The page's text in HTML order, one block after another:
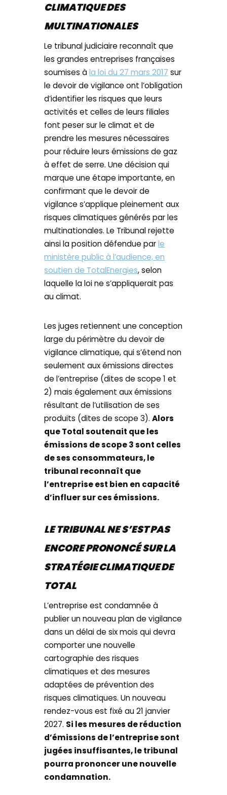
CLIMATIQUE DES
MULTINATIONALES
Le tribunal judiciaire reconnaît que
les grandes entreprises françaises
soumises àla loi du 27 mars 2017 sur
le devoir de vigilance ont l’obligation
d’identifier les risques que leurs
activités et celles de leurs filiales
font peser sur le climat et de
prendre les mesures nécessaires
pour réduire leurs émissions de gaz
à effet de serre. Une décision qui
marque une étape importante, en
confirmant que le devoir de
vigilance s’applique pleinement aux
risques climatiques générés par les
multinationales. Le Tribunal rejette
ainsi la position défendue parle
ministère public à l’audience, en
soutien de TotalEnergies, selon
laquelle la loi ne s’appliquerait pas
au climat.
Les juges retiennent une conception
large du périmètre du devoir de
vigilance climatique, qui s’étend non
seulement aux émissions directes
de l’entreprise (dites de scope 1 et
2) mais également aux émissions
résultant de l’utilisation de ses
produits (dites de scope 3).Alors
que Total soutenait que les
émissions de scope 3 sont celles
de ses consommateurs, le
tribunal reconnaît que
l’entreprise est bien en capacité
d’influer sur ces émissions.
LE TRIBUNAL NE S’EST PAS
ENCORE PRONONCÉ SUR LA
STRATÉGIE CLIMATIQUE DE
TOTAL
L’entreprise est condamnée à
publier un nouveau plan de vigilance
dans un délai de six mois qui devra
comporter une nouvelle
cartographie des risques
climatiques et des mesures
adaptées de prévention des
risques climatiques. Un nouveau
rendez-vous est fixé au 21 janvier
2027. Si les mesures de réduction
d’émissions de l’entreprise sont
jugées insuffisantes, le tribunal
pourra prononcer une nouvelle
condamnation.